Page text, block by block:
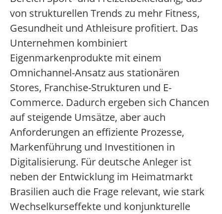
von strukturellen Trends zu mehr Fitness,
Gesundheit und Athleisure profitiert. Das
Unternehmen kombiniert
Eigenmarkenprodukte mit einem
Omnichannel-Ansatz aus stationären
Stores, Franchise-Strukturen und E-
Commerce. Dadurch ergeben sich Chancen
auf steigende Umsätze, aber auch
Anforderungen an effiziente Prozesse,
Markenführung und Investitionen in
Digitalisierung. Für deutsche Anleger ist
neben der Entwicklung im Heimatmarkt
Brasilien auch die Frage relevant, wie stark
Wechselkurseffekte und konjunkturelle